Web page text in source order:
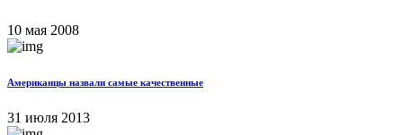
10 мая 2008
Американцы назвали самые качественные
31 июля 2013